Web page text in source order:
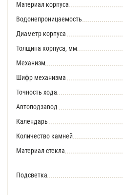
Материал корпуса
Водонепроницаемость
Диаметр корпуса
Толщина корпуса, мм
Механизм
Шифр механизма
Точность хода
Автоподзавод
Календарь
Количество камней
Материал стекла
Подсветка